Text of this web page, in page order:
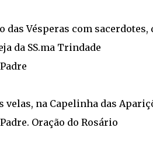
das Vésperas com
da SS.ma Trindade
velas, na Capelinha das
Oração do Rosário